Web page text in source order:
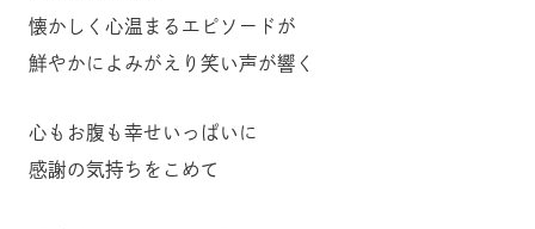
懐かしく心温まるエピソードが
鮮やかによみがえり笑い声が響く
心もお腹も幸せいっぱいに
感謝の気持ちをこめて